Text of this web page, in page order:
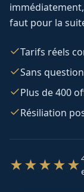
faut pour la
Tarifs réels
Sans
Plus de 400
Résiliation
★★★★★